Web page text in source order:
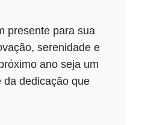
presente para sua
serenidade e
ano seja um
da dedicação que